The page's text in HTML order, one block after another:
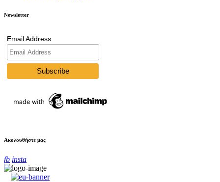
Newsletter
Email Address
Ακολουθήστε μας
fb insta